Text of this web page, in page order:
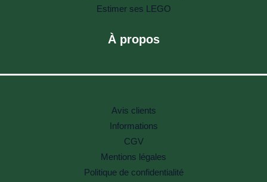
Estimer ses LEGO
À propos
Avis clients
Informations
CGV
Mentions légales
Politique de confidentialité